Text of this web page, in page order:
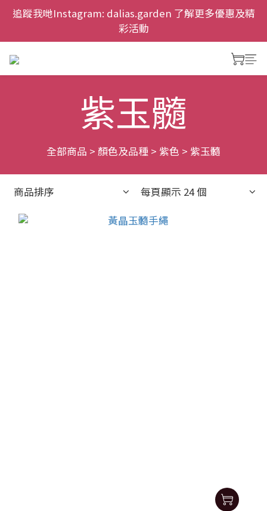
慶祝元朗新店開幕，網上首次購物九折兼免運費。
追蹤我哋Instagram: dalias.garden 了解更多優惠及精
彩活動
慶祝元朗新店開幕，網上首次購物九折兼免運費。
紫玉髓
全部商品 > 顏色及品種 > 紫色 > 紫玉髓
商品排序 每頁顯示 24 個